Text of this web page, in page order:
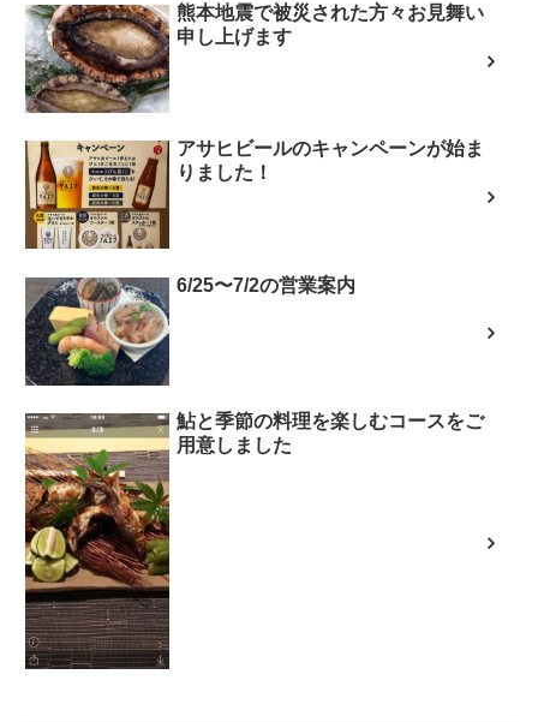
熊本地震で被災された方々お見舞い
申し上げます
アサヒビールのキャンペーンが始ま
りました！
6/25〜7/2の営業案内
鮎と季節の料理を楽しむコースをご
用意しました